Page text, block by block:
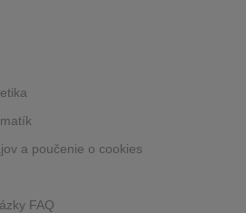
a poučenie o cookies
FAQ